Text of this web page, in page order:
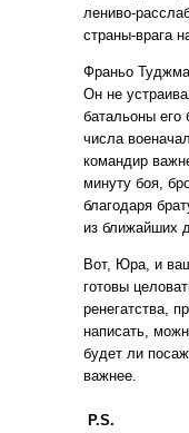
лениво-
страны-врага
Франьо
Он не
батальоны его
числа
командир
минуту боя,
благодаря
из ближайших
Вот, Юра, и
готовы
ренегатства,
написать,
будет ли
важнее.
P.S.